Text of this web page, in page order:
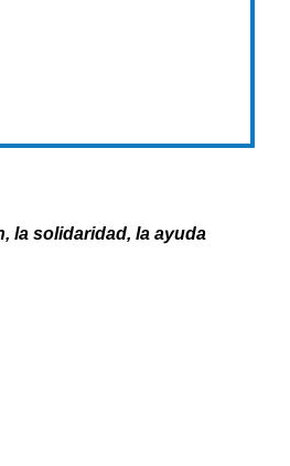
la solidaridad, la ayuda